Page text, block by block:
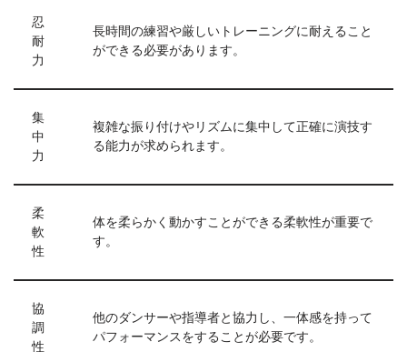
忍
耐
力
長時間の練習や厳しいトレーニングに耐えること
ができる必要があります。
集
中
力
複雑な振り付けやリズムに集中して正確に演技す
る能力が求められます。
柔
軟
性
体を柔らかく動かすことができる柔軟性が重要で
す。
協
調
性
他のダンサーや指導者と協力し、一体感を持って
パフォーマンスをすることが必要です。